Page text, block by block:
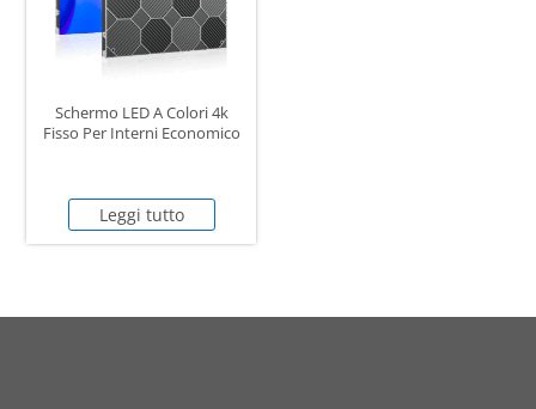
Schermo LED A Colori 4k
Fisso Per Interni Economico
Leggi tutto